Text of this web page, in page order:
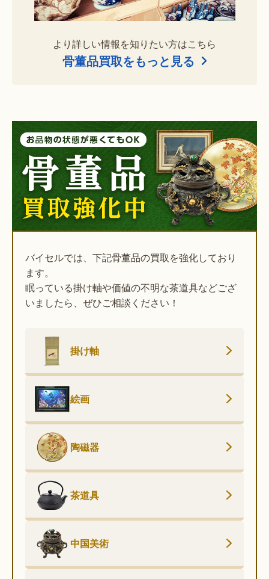
より詳しい情報を知りたい方はこちら
骨董品買取をもっと見る
バイセルでは、下記骨董品の買取を強化しており
ます。
眠っている掛け軸や価値の不明な茶道具などござ
いましたら、ぜひご相談ください！
掛け軸
絵画
陶磁器
茶道具
中国美術